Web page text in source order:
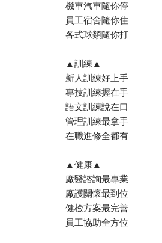
機車汽車隨你停
員工宿舍隨你住
各式球類隨你打
▲訓練▲
新人訓練好上手
專技訓練握在手
語文訓練說在口
管理訓練最拿手
在職進修全都有
▲健康▲
廠醫諮詢最專業
廠護關懷最到位
健檢方案最完善
員工協助全方位